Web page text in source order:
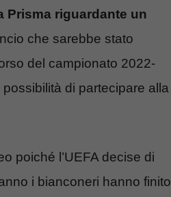
Prisma riguardante un
che sarebbe stato
del campionato 2022-
di partecipare alla
poiché l’UEFA decise di
i bianconeri hanno finito